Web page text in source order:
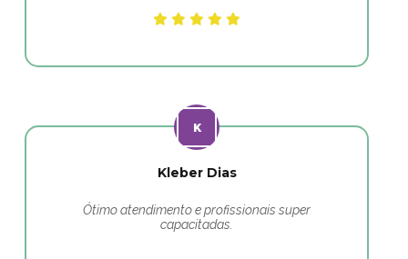
Kleber Dias
Ótimo atendimento e profissionais super
capacitadas.